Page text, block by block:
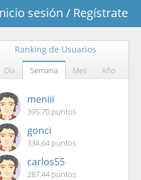
sesión / Regístrate
Ranking de Usuarios
Día Semana Mes Año
meniii
395.70 puntos
gonci
334.64 puntos
carlos55
287.44 puntos